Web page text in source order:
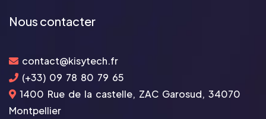
Nous contacter
contact@kisytech.fr
(+33) 09 78 80 79 65
1400 Rue de la castelle, ZAC Garosud, 34070
Montpellier